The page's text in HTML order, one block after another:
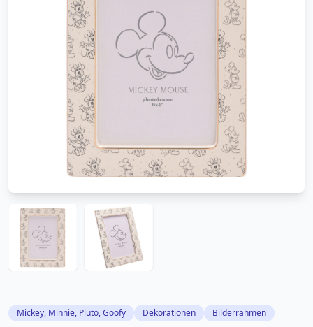
Mickey, Minnie, Pluto, Goofy Dekorationen Bilderrahmen